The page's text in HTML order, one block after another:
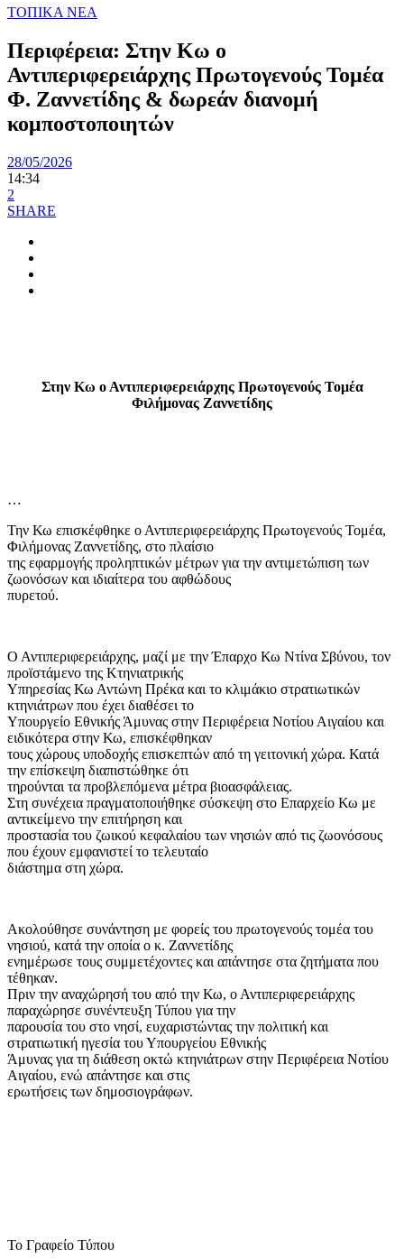
ΤΟΠΙΚΑ ΝΕΑ
Περιφέρεια: Στην Κω ο
Αντιπεριφερειάρχης Πρωτογενούς Τομέα
Φ. Ζαννετίδης & δωρεάν διανομή
κομποστοποιητών
28/05/2026
14:34
2
SHARE
Στην Κω ο Αντιπεριφερειάρχης Πρωτογενούς Τομέα
Φιλήμονας Ζαννετίδης
…
Την Κω επισκέφθηκε ο Αντιπεριφερειάρχης Πρωτογενούς Τομέα,
Φιλήμονας Ζαννετίδης, στο πλαίσιο
της εφαρμογής προληπτικών μέτρων για την αντιμετώπιση των
ζωονόσων και ιδιαίτερα του αφθώδους
πυρετού.
Ο Αντιπεριφερειάρχης, μαζί με την Έπαρχο Κω Ντίνα Σβύνου, τον
προϊστάμενο της Κτηνιατρικής
Υπηρεσίας Κω Αντώνη Πρέκα και το κλιμάκιο στρατιωτικών
κτηνιάτρων που έχει διαθέσει το
Υπουργείο Εθνικής Άμυνας στην Περιφέρεια Νοτίου Αιγαίου και
ειδικότερα στην Κω, επισκέφθηκαν
τους χώρους υποδοχής επισκεπτών από τη γειτονική χώρα. Κατά
την επίσκεψη διαπιστώθηκε ότι
τηρούνται τα προβλεπόμενα μέτρα βιοασφάλειας.
Στη συνέχεια πραγματοποιήθηκε σύσκεψη στο Επαρχείο Κω με
αντικείμενο την επιτήρηση και
προστασία του ζωικού κεφαλαίου των νησιών από τις ζωονόσους
που έχουν εμφανιστεί το τελευταίο
διάστημα στη χώρα.
Ακολούθησε συνάντηση με φορείς του πρωτογενούς τομέα του
νησιού, κατά την οποία ο κ. Ζαννετίδης
ενημέρωσε τους συμμετέχοντες και απάντησε στα ζητήματα που
τέθηκαν.
Πριν την αναχώρησή του από την Κω, ο Αντιπεριφερειάρχης
παραχώρησε συνέντευξη Τύπου για την
παρουσία του στο νησί, ευχαριστώντας την πολιτική και
στρατιωτική ηγεσία του Υπουργείου Εθνικής
Άμυνας για τη διάθεση οκτώ κτηνιάτρων στην Περιφέρεια Νοτίου
Αιγαίου, ενώ απάντησε και στις
ερωτήσεις των δημοσιογράφων.
Το Γραφείο Τύπου